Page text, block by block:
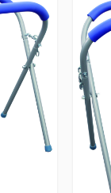
Your Name